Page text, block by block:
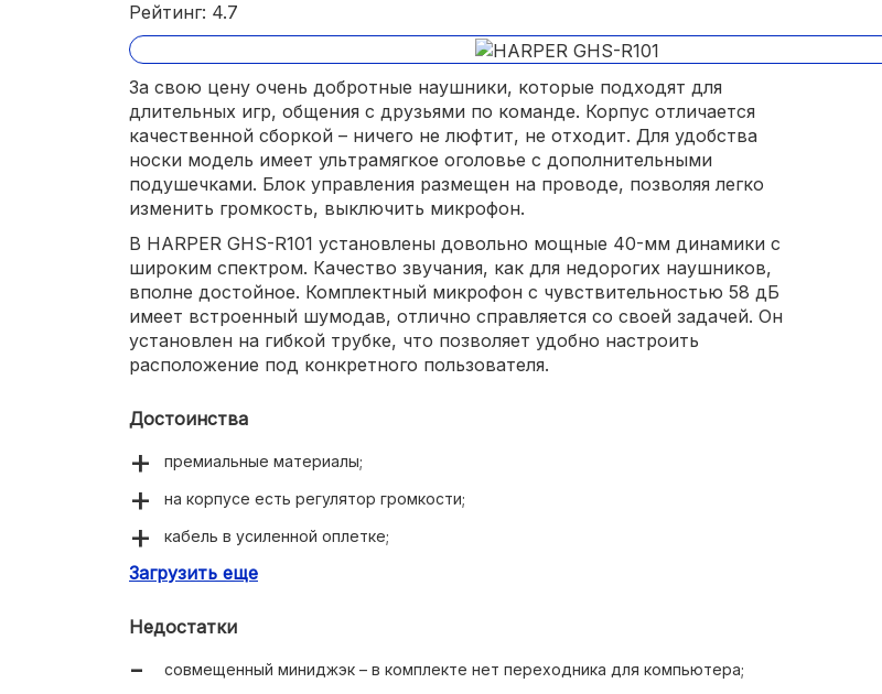
Рейтинг: 4.7
За свою цену очень добротные наушники, которые подходят для
длительных игр, общения с друзьями по команде. Корпус отличается
качественной сборкой – ничего не люфтит, не отходит. Для удобства
носки модель имеет ультрамягкое оголовье с дополнительными
подушечками. Блок управления размещен на проводе, позволяя легко
изменить громкость, выключить микрофон.
В HARPER GHS-R101 установлены довольно мощные 40-мм динамики с
широким спектром. Качество звучания, как для недорогих наушников,
вполне достойное. Комплектный микрофон с чувствительностью 58 дБ
имеет встроенный шумодав, отлично справляется со своей задачей. Он
установлен на гибкой трубке, что позволяет удобно настроить
расположение под конкретного пользователя.
Достоинства
премиальные материалы;
на корпусе есть регулятор громкости;
кабель в усиленной оплетке;
регулируемое оголовье;
Загрузить еще
Недостатки
совмещенный миниджэк – в комплекте нет переходника для компьютера;